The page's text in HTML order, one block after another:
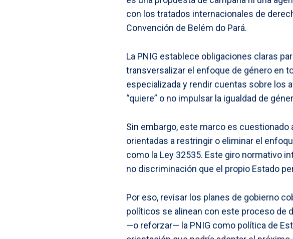
con los tratados internacionales de
Convención de Belém do Pará.
La PNIG establece obligaciones claras
transversalizar el enfoque de género en
especializada y rendir cuentas sobre los
“quiere” o no impulsar la igualdad de
Sin embargo, este marco es
orientadas a restringir o eliminar el
como la Ley 32535. Este giro normativo
no discriminación que el propio Estado
Por eso, revisar los planes de gobierno
políticos se alinean con este proceso de
—o reforzar— la PNIG como política de